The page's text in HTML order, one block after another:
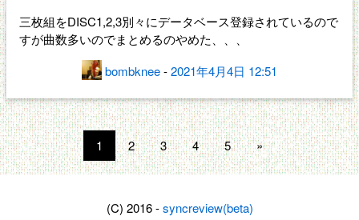
三枚組をDISC1,2,3別々にデータベース登録されているので
すが曲数多いのでまとめるのやめた、、、
bombknee-2021年4月4日 12:51
1 2 3 4 5 »
(C) 2016 -syncreview(beta)